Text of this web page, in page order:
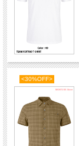
<30%OFF>